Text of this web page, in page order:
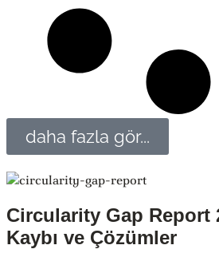
daha fazla gör...
Circularity Gap Report
Kaybı ve Çözümler